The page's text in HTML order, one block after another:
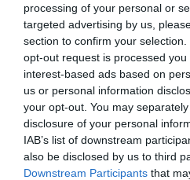
processing of your personal or
targeted advertising by us,
section to confirm your
opt-out request is processed
interest-based ads based on
us or personal information
your opt-out. You may
disclosure of your personal
IAB’s list of downstream
also be disclosed by us to third
Downstream Participants that
ΔΗΜΟΦΙΛΕΣΤΕΡΑ
1 ΠΑΙΧΝΙΔΙΑ
Επιπέδου Γυμνασίου: 10
ότι δεν έμαθες σωστά την
2 ΜΠΑΛΑ
Η πιο ακριβή μεταγραφή
καταλάβει τι παικταρά πήρε η